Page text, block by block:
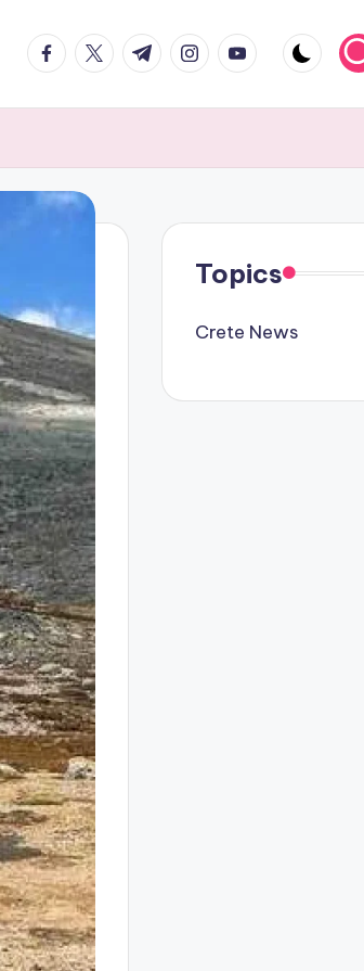
facebook.com
twitter.com
t.me instagram.com
youtube.com
Topics
Crete News